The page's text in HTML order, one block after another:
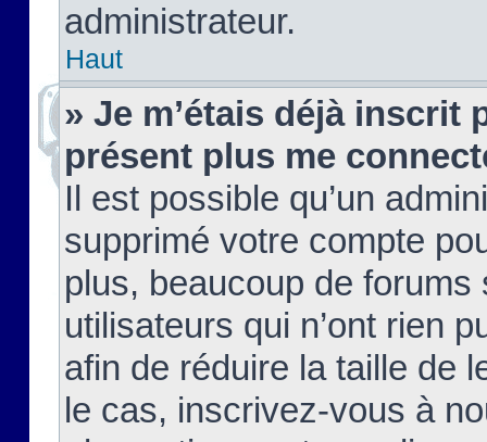
administrateur.
Haut
» Je m’étais déjà inscrit
présent plus me
Il est possible qu’un
supprimé votre compte
plus, beaucoup de
utilisateurs qui n’ont rien
afin de réduire la taille de
le cas, inscrivez-vous à